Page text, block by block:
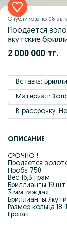
Опубликовано 08
Продается
якутские
2 000 000 тг.
Вставка:
Материал:
В рассрочку:
ОПИСАНИЕ
СРОЧНО !
Продается
Проба 750
Вес 16,3 грам
Бриллианты 19 шт
3 мм каждая
Бриллианты
Размер кольца 18-
Ереван